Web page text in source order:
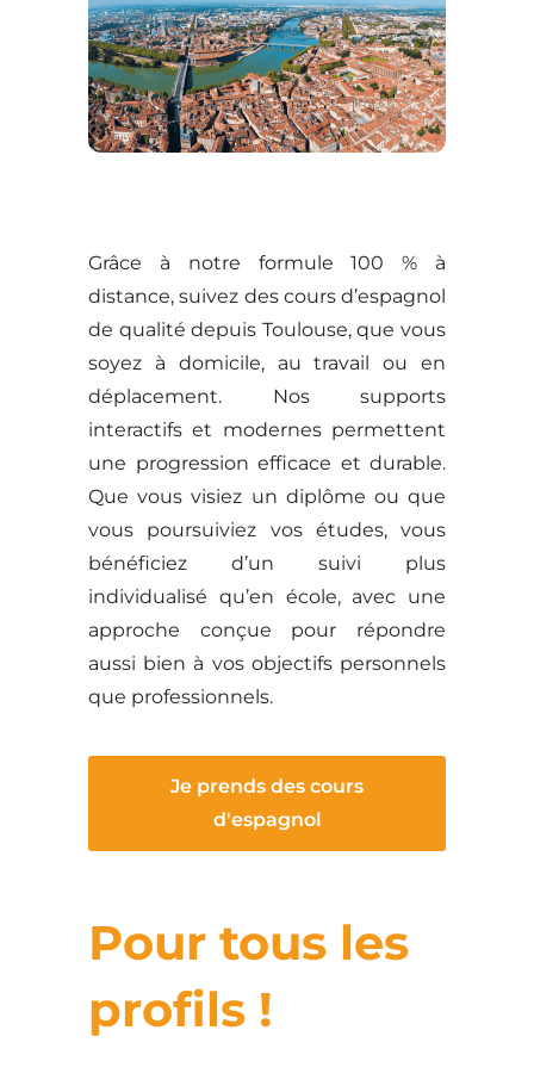
Grâce à notre formule 100 % à
distance, suivez des cours d’espagnol
de qualité depuis Toulouse, que vous
soyez à domicile, au travail ou en
déplacement. Nos supports
interactifs et modernes permettent
une progression efficace et durable.
Que vous visiez un diplôme ou que
vous poursuiviez vos études, vous
bénéficiez d’un suivi plus
individualisé qu’en école, avec une
approche conçue pour répondre
aussi bien à vos objectifs personnels
que professionnels.
Je prends des cours
d'espagnol
Pour tous les
profils !